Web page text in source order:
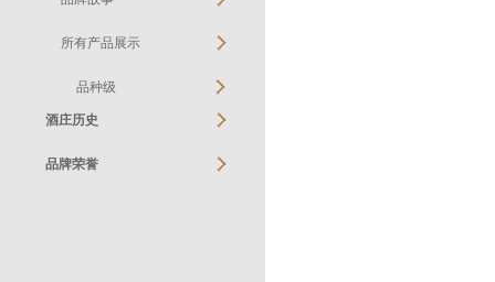
所有产品展示
品种级
酒庄历史
品牌荣誉